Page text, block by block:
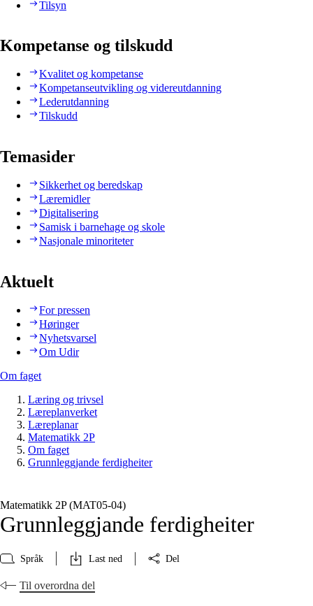
Tilsyn
Kompetanse og tilskudd
Kvalitet og kompetanse
Kompetanseutvikling og videreutdanning
Lederutdanning
Tilskudd
Temasider
Sikkerhet og beredskap
Læremidler
Digitalisering
Samisk i barnehage og skole
Nasjonale minoriteter
Aktuelt
For pressen
Høringer
Nyhetsvarsel
Om Udir
Om faget
Læring og trivsel
Læreplanverket
Læreplanar
Matematikk 2P
Om faget
Grunnleggjande ferdigheiter
Matematikk 2P (MAT05‑04)
Grunnleggjande ferdigheiter
Språk Last ned Del
Til overordna del